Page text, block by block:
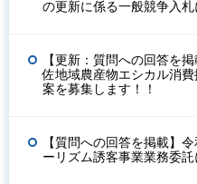
の更新に係る一般競争入札
【更新：質問への回答を
佐地域農産物エシカル消
案を募集します！！
【質問への回答を掲載】
ーリズム誘客事業業務委